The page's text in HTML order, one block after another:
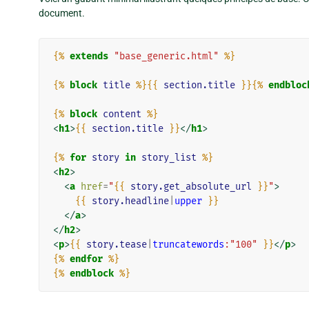
document.
{% extends "base_generic.html" %}
{% block title %}{{ section.title }}{%
{% block content %}
<h1>{{ section.title }}</h1>
{% for story in story_list %}
<h2>
<a href="{{ story.get_absolute_url }}">
{{
story.headline upper }}
</a>
</h2>
<p>{{ story.tease truncatewords :"100" }}</p>
{% endfor %}
{% endblock %}